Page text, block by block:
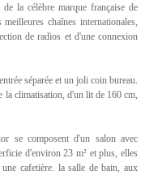
la célèbre marque française de
chaînes internationales,
de radios et d'une connexion
séparée et un joli coin bureau.
la climatisation, d'un lit de 160 cm,
se composent d'un salon avec
d'environ 23 m² et plus, elles
cafetière. la salle de bain, aux